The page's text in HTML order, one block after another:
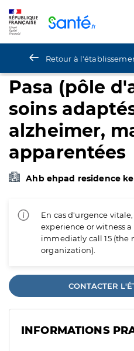
Retour à
Pasa (pôle
soins
alzheimer,
apparentées
Ahb ehpad residence
En cas d'urgence
experience or witness
immediatly call 15 (the
organization).
CONTACTER
INFORMATIONS